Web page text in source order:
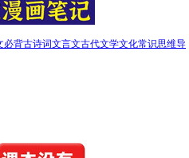
背古诗词文言文古代文学文化常识思维导